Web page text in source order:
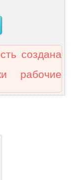
создана
рабочие